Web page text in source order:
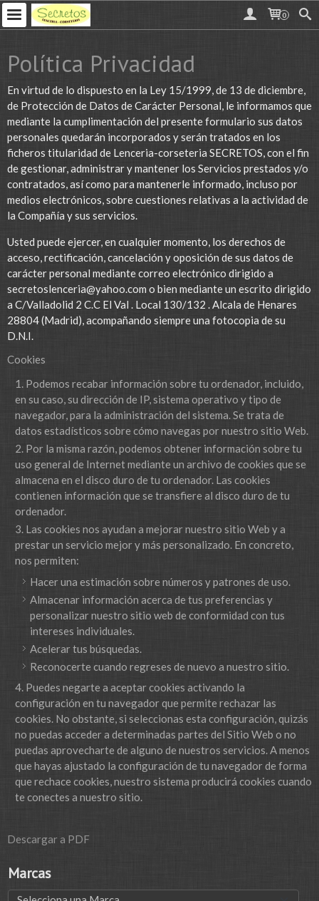
0
Marcas
Política Privacidad
En virtud de lo dispuesto en la Ley 15/1999, de 13 de diciembre,
de Protección de Datos de Carácter Personal, le informamos que
mediante la cumplimentación del presente formulario sus datos
personales quedarán incorporados y serán tratados en los
ficheros titularidad de Lenceria-corseteria SECRETOS, con el fin
de gestionar, administrar y mantener los Servicios prestados y/o
contratados, así como para mantenerle informado, incluso por
medios electrónicos, sobre cuestiones relativas a la actividad de
la Compañía y sus servicios.
Usted puede ejercer, en cualquier momento, los derechos de
acceso, rectificación, cancelación y oposición de sus datos de
carácter personal mediante correo electrónico dirigido a
secretoslenceria@yahoo.com o bien mediante un escrito dirigido
a C/Valladolid 2 C.C El Val . Local 130/132 . Alcala de Henares
28804 (Madrid), acompañando siempre una fotocopia de su
D.N.I.
Cookies
Podemos recabar información sobre tu ordenador, incluido,
en su caso, su dirección de IP, sistema operativo y tipo de
navegador, para la administración del sistema. Se trata de
datos estadísticos sobre cómo navegas por nuestro sitio Web.
Por la misma razón, podemos obtener información sobre tu
uso general de Internet mediante un archivo de cookies que se
almacena en el disco duro de tu ordenador. Las cookies
contienen información que se transfiere al disco duro de tu
ordenador.
Las cookies nos ayudan a mejorar nuestro sitio Web y a
prestar un servicio mejor y más personalizado. En concreto,
nos permiten:
Hacer una estimación sobre números y patrones de uso.
Almacenar información acerca de tus preferencias y
personalizar nuestro sitio web de conformidad con tus
intereses individuales.
Acelerar tus búsquedas.
Reconocerte cuando regreses de nuevo a nuestro sitio.
Puedes negarte a aceptar cookies activando la
configuración en tu navegador que permite rechazar las
cookies. No obstante, si seleccionas esta configuración, quizás
no puedas acceder a determinadas partes del Sitio Web o no
puedas aprovecharte de alguno de nuestros servicios. A menos
que hayas ajustado la configuración de tu navegador de forma
que rechace cookies, nuestro sistema producirá cookies cuando
te conectes a nuestro sitio.
Descargar a PDF